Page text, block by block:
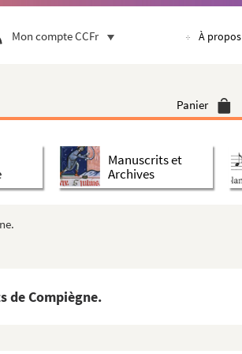
Mon compte CCFr À propos
Panier
Manuscrits et
Archives
de Compiègne.